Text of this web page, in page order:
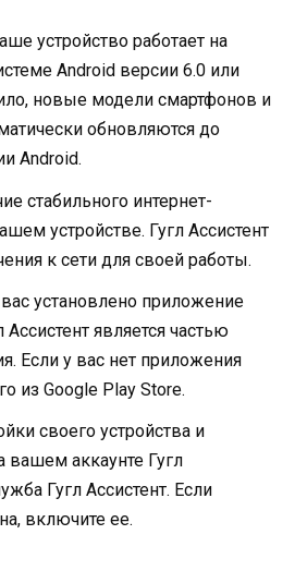
устройство работает на
Android версии 6.0 или
новые модели смартфонов и
обновляются до
Android.
стабильного интернет-
устройстве. Гугл Ассистент
к сети для своей работы.
установлено приложение
Ассистент является частью
Если у вас нет приложения
из Google Play Store.
своего устройства и
вашем аккаунте Гугл
Гугл Ассистент. Если
включите ее.